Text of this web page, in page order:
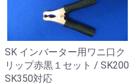
SK インバーター用ワニ口ク
リップ赤黒１セット / SK200
SK350対応